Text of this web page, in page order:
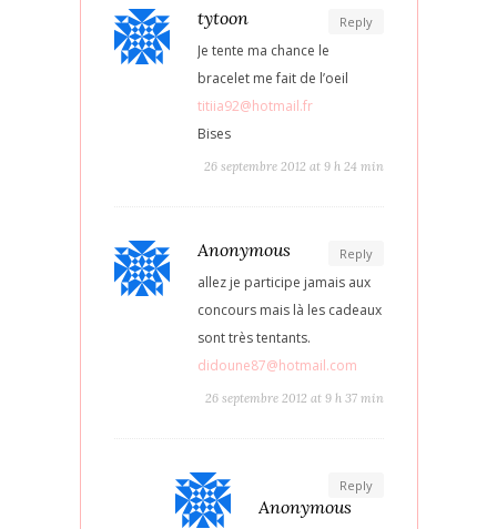
Reply
tytoon
Je tente ma chance le
bracelet me fait de l’oeil
titiia92@hotmail.fr
Bises
26 septembre 2012 at 9 h 24 min
Reply
Anonymous
allez je participe jamais aux
concours mais là les cadeaux
sont très tentants.
didoune87@hotmail.com
26 septembre 2012 at 9 h 37 min
Reply
Anonymous